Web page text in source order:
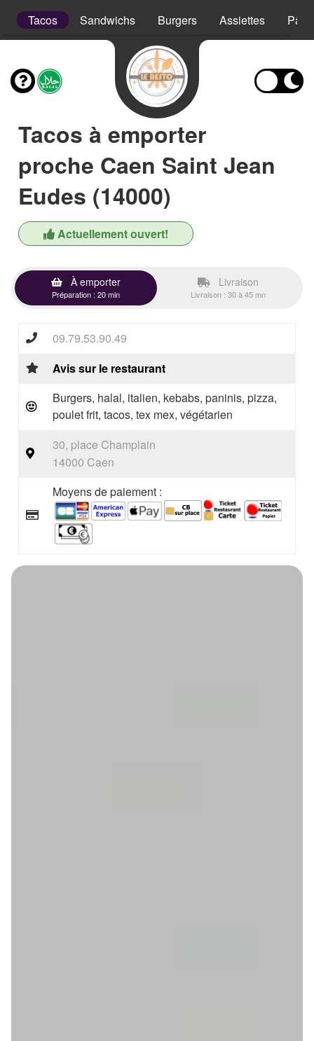
Tacos Sandwichs Burgers Assiettes
Tacos à emporter
proche Caen Saint Jean
Eudes (14000)
Actuellement ouvert!
À emporter
Préparation : 20 min
Livraison
Livraison : 30 à 45 mn
09.79.53.90.49
Avis sur le restaurant
Burgers, halal, italien, kebabs, paninis, pizza,
poulet frit, tacos, tex mex, végétarien
30, place Champlain
14000 Caen
Moyens de paiement :